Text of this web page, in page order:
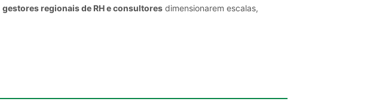
gestores regionais de RH e consultores dimensionarem escalas,